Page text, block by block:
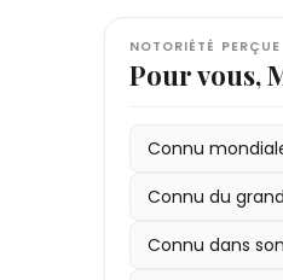
NOTORIÉTÉ PERÇUE
Pour vous,
Connu
Connu du
Connu dans